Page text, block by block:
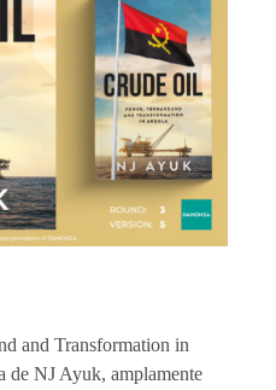
and Transformation in
de NJ Ayuk, amplamente